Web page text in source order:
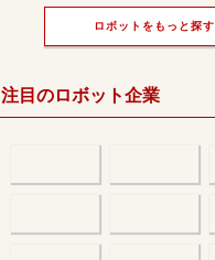
ロボットをもっと探す
注目のロボット企業